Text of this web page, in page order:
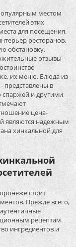
местом
этих
для посещения.
ресторанов,
обстановку.
отзывы -
их меню. Блюда из
представлены в
и другими
цена-
являются надежным
хинкальной для
стоит
Прежде всего,
рецептам.
ингредиентов и